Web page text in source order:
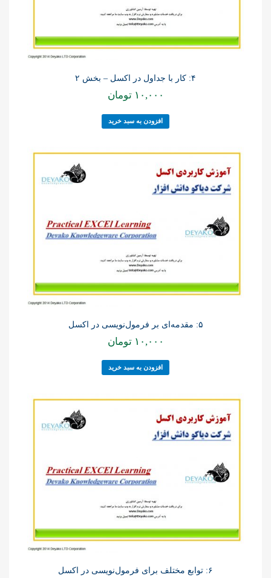
۴: کار با جداول در اکسل – بخش ۲
۱۰,۰۰۰ تومان
افزودن به سبد خرید
۵: مقدمه‌ای بر فرمول‌نویسی در اکسل
۱۰,۰۰۰ تومان
افزودن به سبد خرید
۶: توابع مختلف برای فرمول‌نویسی در اکسل